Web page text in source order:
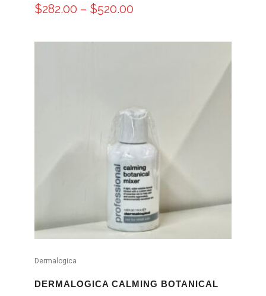
$282.00 – $520.00
Dermalogica
DERMALOGICA CALMING BOTANICAL